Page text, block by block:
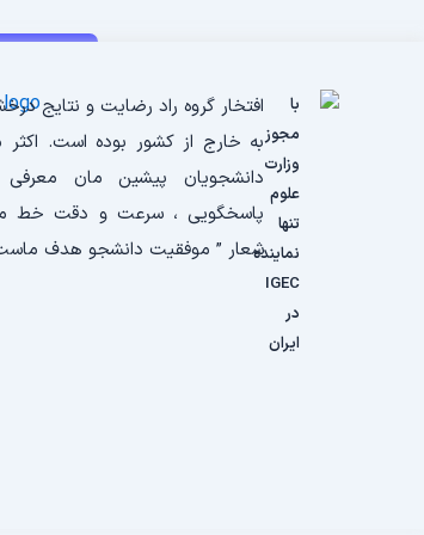
با
مجوز
وزارت
علوم
تنها
نماینده
IGEC
در
ایران
افتخار گروه راد رضایت و نتایج
به خارج از کشور بوده است.
دانشجویان پیشین مان
پاسخگویی ، سرعت و دقت خط
شعار ” موفقیت دانشجو هدف